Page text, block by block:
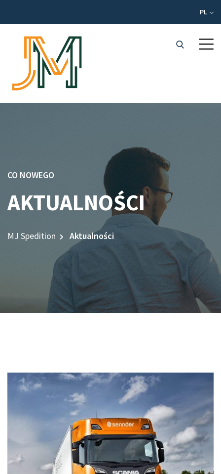
PL
CO NOWEGO
AKTUALNOŚCI
MJ Spedition Aktualności